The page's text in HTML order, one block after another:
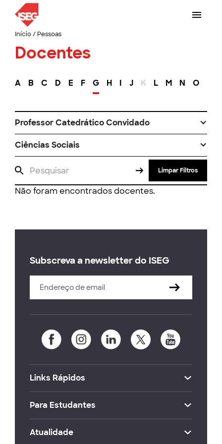
Início/ Pessoas
Docentes
A B C D E F G H I J K L M N O
Professor Catedrático Convidado
Ciências Sociais
Limpar Filtros
Não foram encontrados docentes.
Subscreva a newsletter do ISEG
Links Rápidos
Para Estudantes
Atualidade